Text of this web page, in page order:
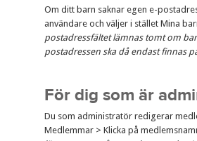
Om ditt barn saknar egen e-
användare och väljer i stället Mina
postadressfältet lämnas tomt om
postadressen ska då endast finnas
För dig som är
Du som administratör redigerar
Medlemmar > Klicka på